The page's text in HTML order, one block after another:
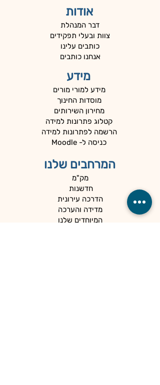
אודות
דבר המנהלת
צוות ובעלי תפקידים
כותבים עלינו
אנחנו כותבים
מידע
מידע למורי מורים
מוסדות החינוך
מחירון השירותים
קטלוג פתרונות למידה
הרשמה לפתרונות למידה
כניסה ל- Moodle
המרחבים שלנו
מק"מ
חדשנות
הדרכה עירונית
מדידה והערכה
המיוחדים שלנו